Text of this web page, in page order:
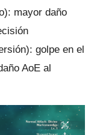
mayor daño
golpe en el
AoE al